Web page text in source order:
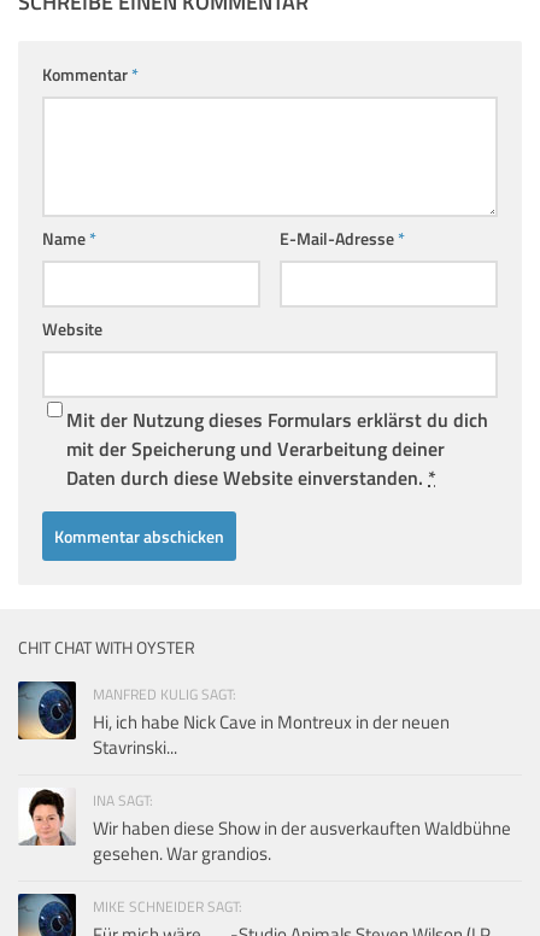
Kommentar*
Name* E-Mail-Adresse*
Website
Mit der Nutzung dieses Formulars erklärst du dich
mit der Speicherung und Verarbeitung deiner
Daten durch diese Website einverstanden. *
CHIT CHAT WITH OYSTER
MANFRED KULIG SAGT:
Hi, ich habe Nick Cave in Montreux in der neuen
Stavrinski...
INA SAGT:
Wir haben diese Show in der ausverkauften Waldbühne
gesehen. War grandios.
MIKE SCHNEIDER SAGT: